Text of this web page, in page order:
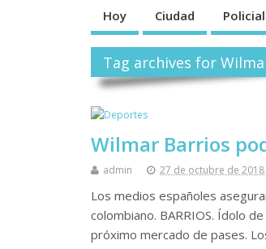
Hoy Ciudad
Tag archives for
Wilmar Barrios
admin 27 de octubre de 2018
Los medios españoles
colombiano. BARRIOS. Ídolo
próximo mercado de pases.